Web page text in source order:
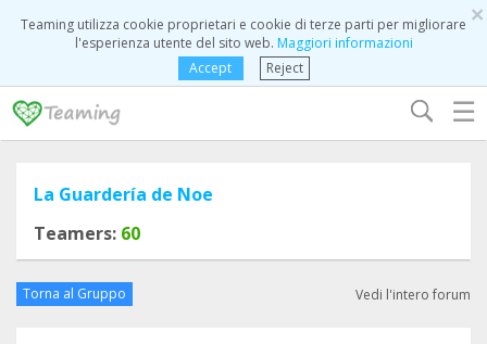
×
Teaming utilizza cookie proprietari e cookie di terze parti per migliorare
l'esperienza utente del sito web. Maggiori informazioni
Accept
Reject
☰
La Guardería de Noe
Teamers: 60
Torna al Gruppo Vedi l'intero forum